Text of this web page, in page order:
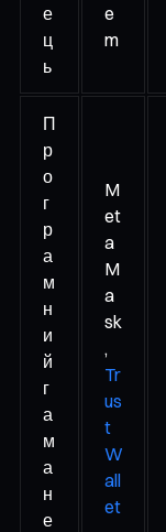
е
ц
ь
e
m
П
р
о
г
р
а
м
н
и
й
г
а
м
а
н
е
M
et
a
M
a
sk
,
Tr
us
t
W
all
et